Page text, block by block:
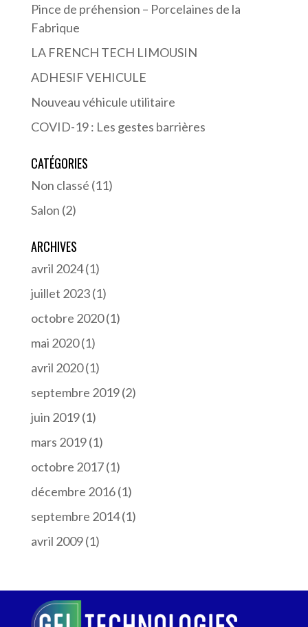
Pince de préhension – Porcelaines de la
Fabrique
LA FRENCH TECH LIMOUSIN
ADHESIF VEHICULE
Nouveau véhicule utilitaire
COVID-19 : Les gestes barrières
CATÉGORIES
Non classé (11)
Salon (2)
ARCHIVES
avril 2024(1)
juillet 2023(1)
octobre 2020(1)
mai 2020(1)
avril 2020(1)
septembre 2019(2)
juin 2019(1)
mars 2019(1)
octobre 2017(1)
décembre 2016(1)
septembre 2014(1)
avril 2009(1)